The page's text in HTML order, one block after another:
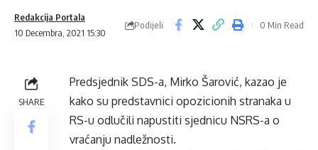
10 Decembra, 2021 15:30
Redakcija Portala
Podijeli 0 Min Read
SHARE
Predsjednik SDS-a, Mirko Šarović, kazao je
kako su predstavnici opozicionih stranaka u
RS-u odlučili napustiti sjednicu NSRS-a o
vraćanju nadležnosti.